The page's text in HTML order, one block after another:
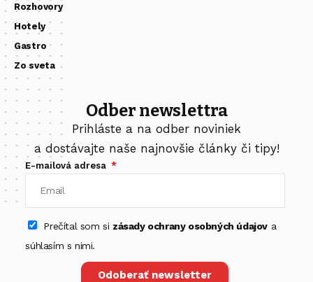
Rozhovory
Hotely
Gastro
Zo sveta
Odber newslettra
Prihláste a na odber noviniek
a dostávajte naše najnovšie články či tipy!
E-mailová adresa
Prečítal som si zásady ochrany osobných údajova
súhlasím s nimi.
Odoberať newsletter